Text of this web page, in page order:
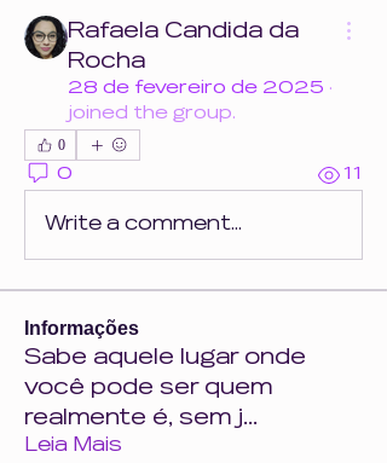
Rafaela Candida da
Rocha
28 de fevereiro de 2025 ·
joined the group.
0
0 11
Write a comment...
Informações
Sabe aquele lugar onde
você pode ser quem
realmente é, sem j...
Leia Mais